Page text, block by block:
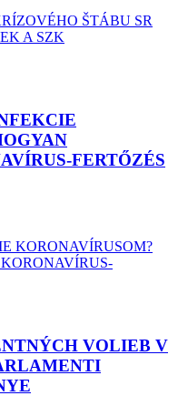
ŠTÁBU SR
A SZK
FERTŐZÉS
KORONAVÍRUSOM?
VOLIEB V